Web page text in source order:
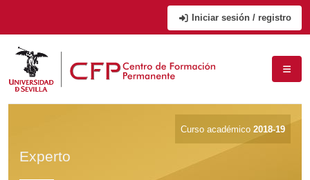
Iniciar sesión / registro
Curso académico 2018-19
Experto